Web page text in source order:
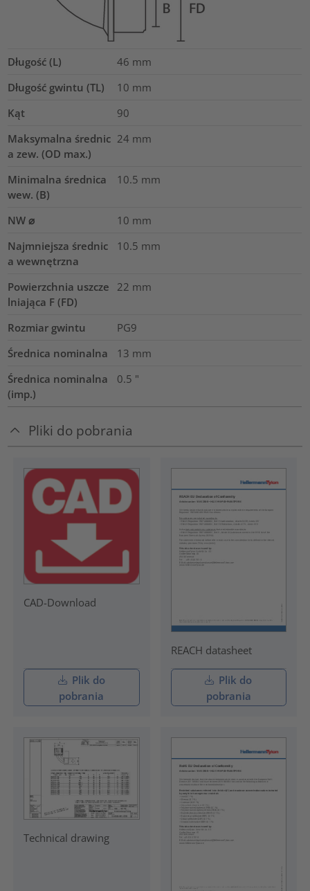
Długość (L) 46 mm
Długość gwintu (TL)
10 mm
Kąt
90
Maksymalna średnic
a zew. (OD max.)
24 mm
Minimalna średnica
wew. (B)
10.5 mm
NW ⌀ 10 mm
Najmniejsza średnic
a wewnętrzna
10.5 mm
Powierzchnia uszcze
lniająca F (FD)
22 mm
Rozmiar gwintu
PG9
Średnica nominalna
13 mm
Średnica nominalna
(imp.)
0.5 "
Pliki do pobrania
CAD-Download
Plik do
pobrania
REACH datasheet
Plik do
pobrania
Technical drawing